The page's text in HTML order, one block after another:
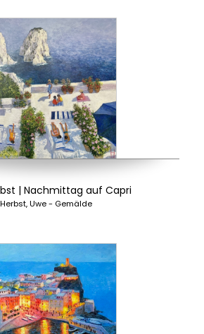
| Nachmittag auf Capri
Herbst, Uwe - Gemälde